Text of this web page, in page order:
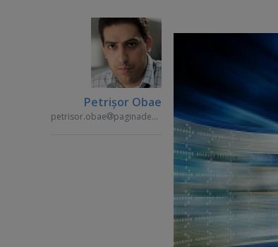
Petrişor Obae
petrisor.obae paginademedia.ro